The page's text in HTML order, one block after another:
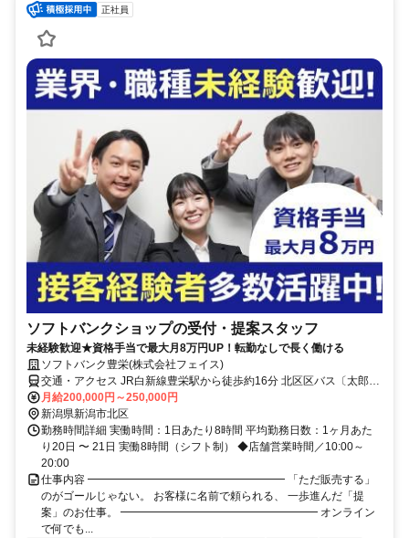
正社員
ソフトバンクショップの受付・提案スタッフ
未経験歓迎★資格手当で最大月8万円UP！転勤なしで長く働ける
ソフトバンク豊栄(株式会社フェイス)
交通・アクセス JR白新線豊栄駅から徒歩約16分 北区区バス〔太郎代
浜-北区文化会館〕[新潟市] ベイシア前から徒歩約1分ベイシア豊栄施
設内
月給200,000円～250,000円
新潟県新潟市北区
勤務時間詳細 実働時間：1日あたり8時間 平均勤務日数：1ヶ月あた
り20日 〜 21日 実働8時間（シフト制） ◆店舗営業時間／10:00～
20:00
仕事内容 ━━━━━━━━━━━━━━━━━━ 「ただ販売する」
のがゴールじゃない。 お客様に名前で頼られる、 一歩進んだ「提
案」のお仕事。 ━━━━━━━━━━━━━━━━━━ オンライン
で何でも...